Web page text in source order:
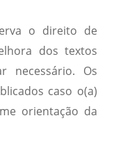
o direito de
dos textos
necessário. Os
caso o(a)
orientação da